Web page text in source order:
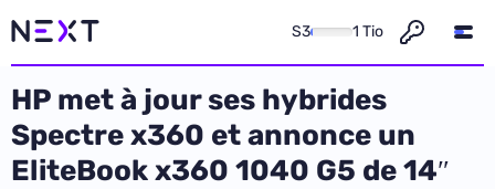
S3 1 Tio
HP met à jour ses hybrides
Spectre x360 et annonce un
EliteBook x360 1040 G5 de 14″